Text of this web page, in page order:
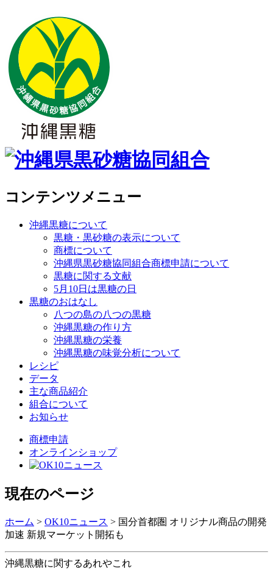
コンテンツメニュー
沖縄黒糖について
黒糖・黒砂糖の表示について
商標について
沖縄県黒砂糖協同組合商標申請について
黒糖に関する文献
5月10日は黒糖の日
黒糖のおはなし
八つの島の八つの黒糖
沖縄黒糖の作り方
沖縄黒糖の栄養
沖縄黒糖の味覚分析について
レシピ
データ
主な商品紹介
組合について
お知らせ
商標申請
オンラインショップ
現在のページ
ホーム > OK10ニュース > 国分首都圏 オリジナル商品の開発
加速 新規マーケット開拓も
沖縄黒糖に関するあれやこれ